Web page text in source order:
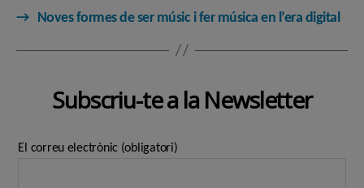
→
Noves formes de ser músic i fer música en l’era digital
Subscriu-te a la Newsletter
El correu electrònic (obligatori)